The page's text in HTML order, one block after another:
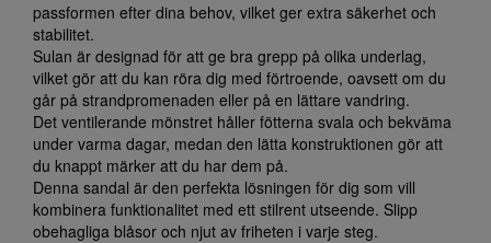
passformen efter dina behov, vilket ger extra säkerhet och
stabilitet.
Sulan är designad för att ge bra grepp på olika underlag,
vilket gör att du kan röra dig med förtroende, oavsett om du
går på strandpromenaden eller på en lättare vandring.
Det ventilerande mönstret håller fötterna svala och bekväma
under varma dagar, medan den lätta konstruktionen gör att
du knappt märker att du har dem på.
Denna sandal är den perfekta lösningen för dig som vill
kombinera funktionalitet med ett stilrent utseende. Slipp
obehagliga blåsor och njut av friheten i varje steg.